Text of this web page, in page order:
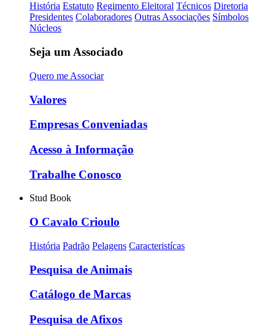
História Estatuto Regimento Eleitoral Técnicos Diretoria
Presidentes Colaboradores Outras Associações Símbolos
Núcleos
Seja um Associado
Quero me Associar
Valores
Empresas Conveniadas
Acesso à Informação
Trabalhe Conosco
Stud Book
O Cavalo Crioulo
História Padrão Pelagens Caracteristícas
Pesquisa de Animais
Catálogo de Marcas
Pesquisa de Afixos